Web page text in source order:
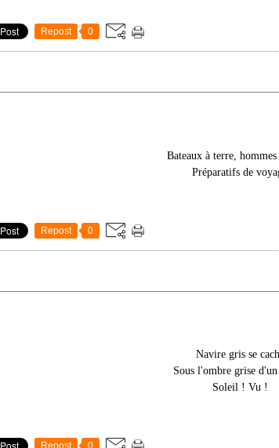
Repost 0
Bateaux à terre,
Préparatifs de
Repost 0
Navire gris se
Sous l'ombre grise d'un
Soleil ! Vu !
Repost 0